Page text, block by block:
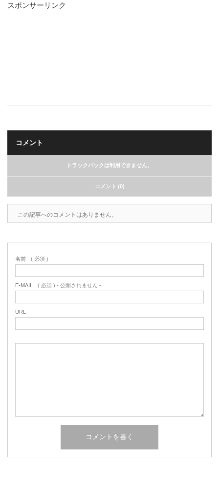
スポンサーリンク
コメント
トラックバックは利用できません。
コメント (0)
この記事へのコメントはありません。
名前 ( 必須 )
E-MAIL ( 必須 ) - 公開されません -
URL